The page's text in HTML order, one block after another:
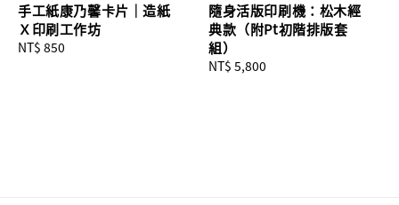
手工紙康乃馨卡片｜造紙
Ｘ印刷工作坊
Regular
NT$ 850
隨身活版印刷機：松木經
典款（附Pt初階排版套
組）
Regular
NT$ 5,800